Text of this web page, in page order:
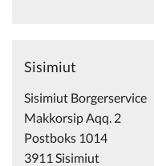
Sisimiut
Sisimiut Borgerservice
Makkorsip Aqq. 2
Postboks 1014
3911 Sisimiut